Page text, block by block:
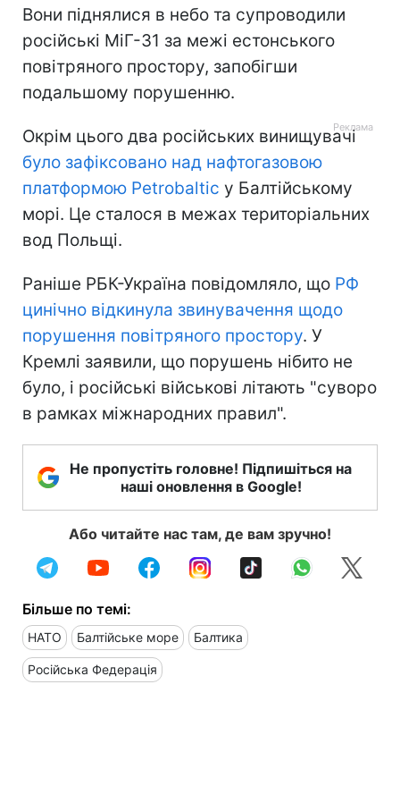
Вони піднялися в небо та супроводили
російські МіГ-31 за межі естонського
повітряного простору, запобігши
подальшому порушенню.
Окрім цього два російських винищувачі
було зафіксовано над нафтогазовою
платформою Petrobaltic у Балтійському
морі. Це сталося в межах територіальних
вод Польщі.
Раніше РБК-Україна повідомляло, що РФ
цинічно відкинула звинувачення щодо
порушення повітряного простору. У
Кремлі заявили, що порушень нібито не
було, і російські військові літають "суворо
в рамках міжнародних правил".
Не пропустіть головне! Підпишіться на
наші оновлення в Google!
Або читайте нас там, де вам зручно!
Більше по темі:
НАТО Балтійське море Балтика
Російська Федерація